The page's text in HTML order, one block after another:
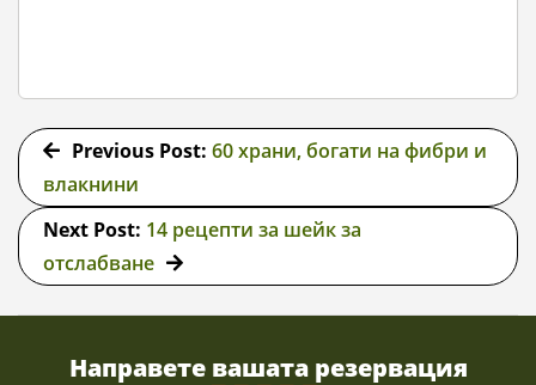
02-
03
Previous Post: 60 храни, богати на фибри и
влакнини
Next Post: 14 рецепти за шейк за
отслабване
Направете вашата резервация